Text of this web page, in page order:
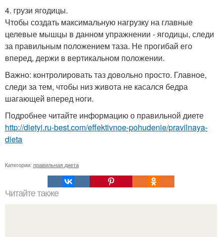
4. грузи ягодицы.
Чтобы создать максимальную нагрузку на главные
целевые мышцы в данном упражнении - ягодицы, следи
за правильным положением таза. Не прогибай его
вперед, держи в вертикальном положении.
Важно: контролировать таз довольно просто. Главное,
следи за тем, чтобы низ живота не касался бедра
шагающей вперед ноги.
Подробнее читайте информацию о правильной диете
http://dietyi.ru-best.com/effektivnoe-pohudenie/pravilnaya-
dieta
Категории: правильная диета
Читайте также